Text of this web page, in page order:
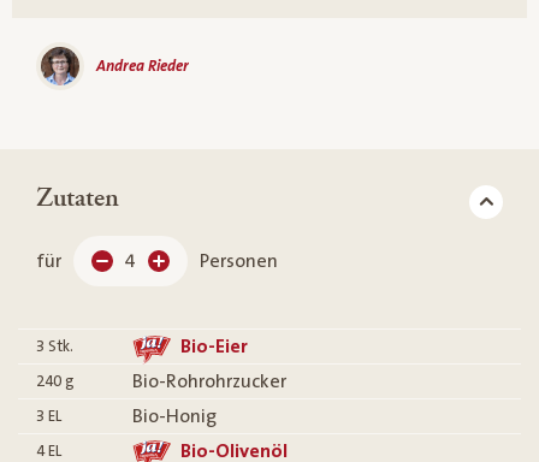
Andrea Rieder
Zutaten
für 4 Personen
3 Stk. Bio-Eier
240 g Bio-Rohrohrzucker
3 EL Bio-Honig
4 EL Bio-Olivenöl